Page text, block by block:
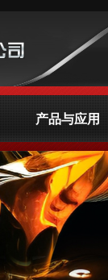
产品与应用
制冷压缩机油
天然气压缩机油
AVIA工业润滑油